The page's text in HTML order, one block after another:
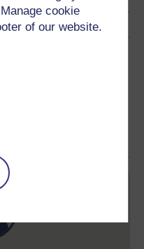
cookie
of our website.